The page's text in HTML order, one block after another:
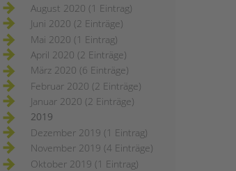
August 2020 (1 Eintrag)
Juni 2020 (2 Einträge)
Mai 2020 (1 Eintrag)
April 2020 (2 Einträge)
März 2020 (6 Einträge)
Februar 2020 (2 Einträge)
Januar 2020 (2 Einträge)
2019
Dezember 2019 (1 Eintrag)
November 2019 (4 Einträge)
Oktober 2019 (1 Eintrag)